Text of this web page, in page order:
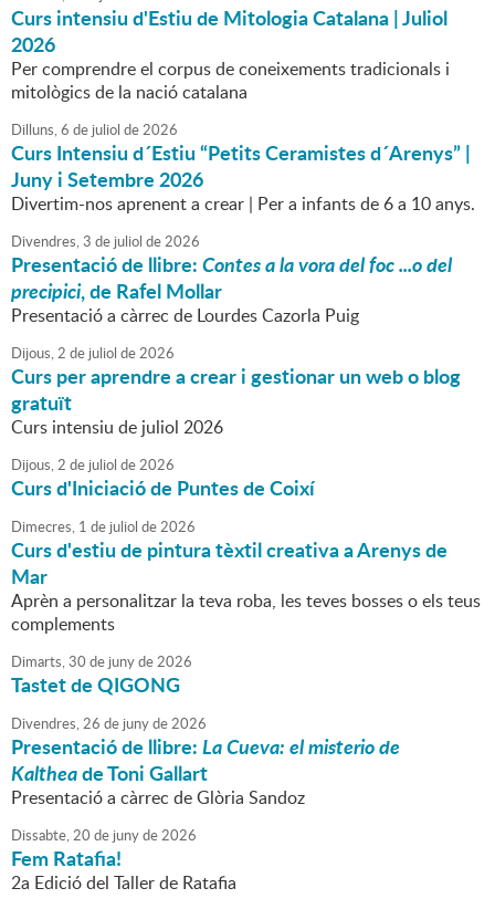
Curs intensiu d'Estiu de Mitologia Catalana | Juliol
2026
Per comprendre el corpus de coneixements tradicionals i
mitològics de la nació catalana
Dilluns,6 de juliol de2026
Curs Intensiu d´Estiu “Petits Ceramistes d´Arenys” |
Juny i Setembre 2026
Divertim-nos aprenent a crear | Per a infants de 6 a 10 anys.
Divendres,3 de juliol de2026
Presentació de llibre:Contes a la vora del foc ...o del
precipici, de Rafel Mollar
Presentació a càrrec de Lourdes Cazorla Puig
Dijous,2 de juliol de2026
Curs per aprendre a crear i gestionar un web o blog
gratuït
Curs intensiu de juliol 2026
Dijous,2 de juliol de2026
Curs d'Iniciació de Puntes de Coixí
Dimecres, 1 de juliol de2026
Curs d'estiu de pintura tèxtil creativa a Arenys de
Mar
Aprèn a personalitzar la teva roba, les teves bosses o els teus
complements
Dimarts,30 de junyde2026
Tastet de QIGONG
Divendres,26 de junyde2026
Presentació de llibre:La Cueva: el misterio de
Kaltheade Toni Gallart
Presentació a càrrec de Glòria Sandoz
Dissabte,20 de junyde2026
Fem Ratafia!
2a Edició del Taller de Ratafia